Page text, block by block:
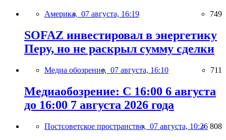
Америка, 07 августа, 16:19 749
SOFAZ инвестировал в энергетику
Перу, но не раскрыл сумму сделки
Медиа обозрение, 07 августа, 16:10 711
Медиаобозрение: С 16:00 6 августа
до 16:00 7 августа 2026 года
Постсоветское пространство, 07 августа, 10:26 808